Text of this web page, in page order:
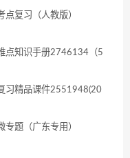
复习（人教版）
点知识手册2746134（5
习精品课件2551948(20
题（广东专用）